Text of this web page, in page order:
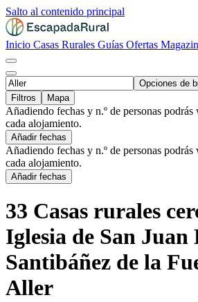
Salto al contenido principal
Inicio Casas Rurales Guías Ofertas
Opciones de
Filtros
Mapa
Añadiendo fechas y n.º de personas
cada alojamiento.
Añadir fechas
Añadiendo fechas y n.º de personas
cada alojamiento.
Añadir fechas
33 Casas rurales
Iglesia de San Juan
Santibáñez de la
Aller